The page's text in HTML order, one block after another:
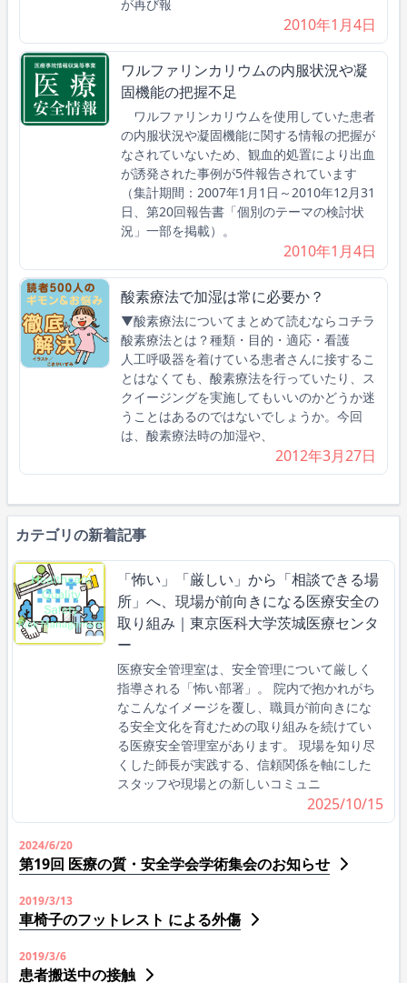
が再び報
2010年1月4日
ワルファリンカリウムの内服状況や凝
固機能の把握不足
ワルファリンカリウムを使用していた患者
の内服状況や凝固機能に関する情報の把握が
なされていないため、観血的処置により出血
が誘発された事例が5件報告されています
（集計期間：2007年1月1日～2010年12月31
日、第20回報告書「個別のテーマの検討状
況」一部を掲載）。
2010年1月4日
酸素療法で加湿は常に必要か？
▼酸素療法についてまとめて読むならコチラ
酸素療法とは？種類・目的・適応・看護
人工呼吸器を着けている患者さんに接するこ
とはなくても、酸素療法を行っていたり、ス
クイージングを実施してもいいのかどうか迷
うことはあるのではないでしょうか。今回
は、酸素療法時の加湿や、
2012年3月27日
カテゴリの新着記事
「怖い」「厳しい」から「相談できる場
所」へ、現場が前向きになる医療安全の
取り組み｜東京医科大学茨城医療センタ
ー
医療安全管理室は、安全管理について厳しく
指導される「怖い部署」。 院内で抱かれがち
なこんなイメージを覆し、職員が前向きにな
る安全文化を育むための取り組みを続けてい
る医療安全管理室があります。 現場を知り尽
くした師長が実践する、信頼関係を軸にした
スタッフや現場との新しいコミュニ
2025/10/15
2024/6/20
第19回 医療の質・安全学会学術集会のお知らせ
2019/3/13
車椅子のフットレスト による外傷
2019/3/6
患者搬送中の接触